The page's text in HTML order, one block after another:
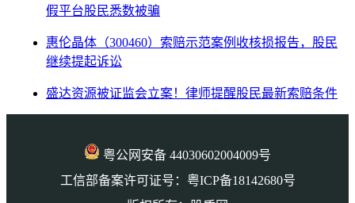
假平台股民悉数被骗
惠伦晶体（300460）索赔示范案例收核损报告，股民
继续提起诉讼
盛达资源被证监会立案！律师提醒股民最新索赔条件
粤公网安备 44030602004009号
工信部备案许可证号：粤ICP备18142680号